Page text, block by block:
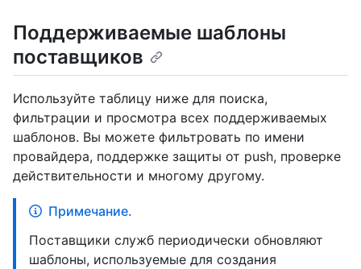
Поддерживаемые шаблоны
поставщиков
Используйте таблицу ниже для поиска,
фильтрации и просмотра всех поддерживаемых
шаблонов. Вы можете фильтровать по имени
провайдера, поддержке защиты от push, проверке
действительности и многому другому.
Примечание.
Поставщики служб периодически обновляют
шаблоны, используемые для создания